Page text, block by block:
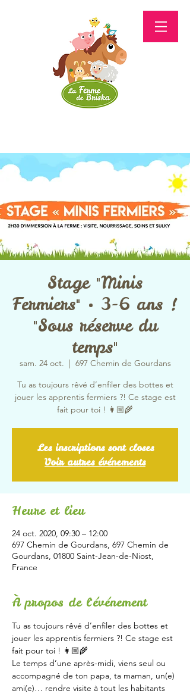
Stage "Minis
Fermiers" • 3-6 ans !
"Sous réserve du
temps"
sam. 24 oct.
  |
697 Chemin de Gourdans
Tu as toujours rêvé d’enfiler des bottes et
jouer les apprentis fermiers ?! Ce stage est
fait pour toi ! 👩🏼‍🌾
Les inscriptions sont closes
Voir autres événements
Heure et lieu
24 oct. 2020, 09:30 – 12:00
697 Chemin de Gourdans, 697 Chemin de
Gourdans, 01800 Saint-Jean-de-Niost,
France
À propos de l'événement
Tu as toujours rêvé d’enfiler des bottes et
jouer les apprentis fermiers ?! Ce stage est
fait pour toi ! 👩🏼‍🌾
Le temps d’une après-midi, viens seul ou
accompagné de ton papa, ta maman, un(e)
ami(e)… rendre visite à tout les habitants